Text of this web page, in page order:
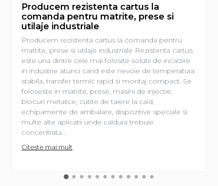
Producem rezistenta cartus la
comanda pentru matrite, prese si
utilaje industriale
Producem rezistenta cartus la comanda pentru
matrite, prese si utilaje industriale Rezistenta cartus
este una dintre cele mai folosite solutii de incalzire
in industrie atunci cand este nevoie de temperatura
stabila, transfer termic rapid si montaj compact. Se
foloseste in matrite, prese, masini de injectie,
blocuri metalice, cutite de taiere la cald,
echipamente de ambalare, dispozitive speciale si
multe alte aplicatii unde caldura trebuie
concentrata...
Citeste mai mult